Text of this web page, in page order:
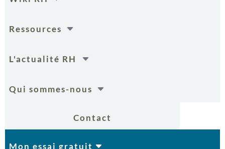
C
Ressources
C
L'actualité RH
C
Qui sommes-nous
Contact
C
Mon essai gratuit